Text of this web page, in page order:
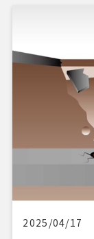
担当の山崎
がありま
回正確に
づいていな
終始安心し
5
新しい自宅
料が無料
石さん）の
際してゴリ
た。おすす
2025/04/17